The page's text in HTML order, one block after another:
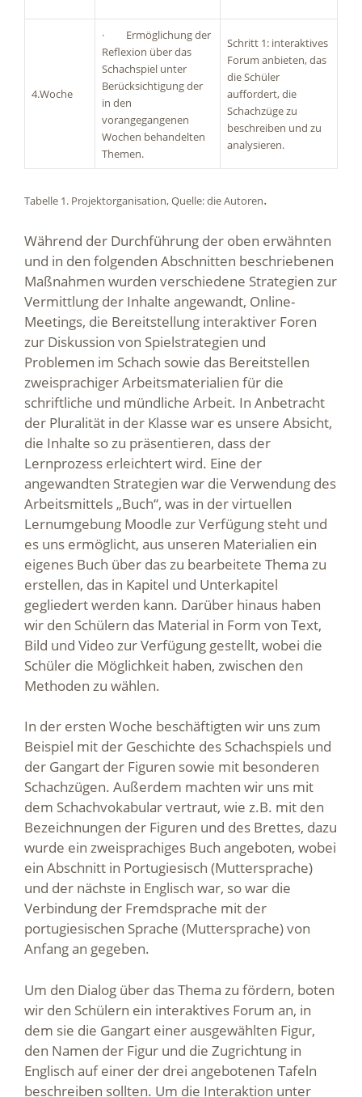
4.Woche
· Ermöglichung der
Reflexion über das
Schachspiel unter
Berücksichtigung der
in den
vorangegangenen
Wochen behandelten
Themen.
Schritt 1: interaktives
Forum anbieten, das
die Schüler
auffordert, die
Schachzüge zu
beschreiben und zu
analysieren.
Tabelle 1. Projektorganisation, Quelle: die Autoren.
Während der Durchführung der oben erwähnten
und in den folgenden Abschnitten beschriebenen
Maßnahmen wurden verschiedene Strategien zur
Vermittlung der Inhalte angewandt, Online-
Meetings, die Bereitstellung interaktiver Foren
zur Diskussion von Spielstrategien und
Problemen im Schach sowie das Bereitstellen
zweisprachiger Arbeitsmaterialien für die
schriftliche und mündliche Arbeit. In Anbetracht
der Pluralität in der Klasse war es unsere Absicht,
die Inhalte so zu präsentieren, dass der
Lernprozess erleichtert wird. Eine der
angewandten Strategien war die Verwendung des
Arbeitsmittels „Buch“, was in der virtuellen
Lernumgebung Moodle zur Verfügung steht und
es uns ermöglicht, aus unseren Materialien ein
eigenes Buch über das zu bearbeitete Thema zu
erstellen, das in Kapitel und Unterkapitel
gegliedert werden kann. Darüber hinaus haben
wir den Schülern das Material in Form von Text,
Bild und Video zur Verfügung gestellt, wobei die
Schüler die Möglichkeit haben, zwischen den
Methoden zu wählen.
In der ersten Woche beschäftigten wir uns zum
Beispiel mit der Geschichte des Schachspiels und
der Gangart der Figuren sowie mit besonderen
Schachzügen. Außerdem machten wir uns mit
dem Schachvokabular vertraut, wie z.B. mit den
Bezeichnungen der Figuren und des Brettes, dazu
wurde ein zweisprachiges Buch angeboten, wobei
ein Abschnitt in Portugiesisch (Muttersprache)
und der nächste in Englisch war, so war die
Verbindung der Fremdsprache mit der
portugiesischen Sprache (Muttersprache) von
Anfang an gegeben.
Um den Dialog über das Thema zu fördern, boten
wir den Schülern ein interaktives Forum an, in
dem sie die Gangart einer ausgewählten Figur,
den Namen der Figur und die Zugrichtung in
Englisch auf einer der drei angebotenen Tafeln
beschreiben sollten. Um die Interaktion unter